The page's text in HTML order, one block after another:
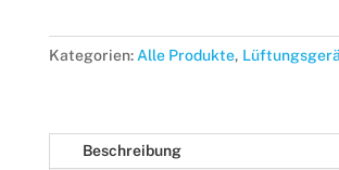
Kategorien: Alle Produkte,
Beschreibung